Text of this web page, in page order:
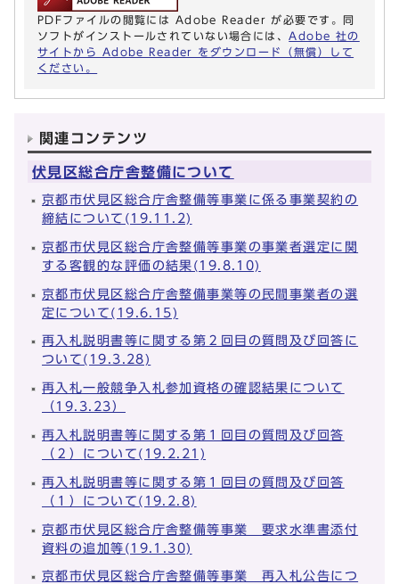
PDFファイルの閲覧には Adobe Reader が必要です。同
ソフトがインストールされていない場合には、 Adobe 社の
サイトから Adobe Reader をダウンロード（無償）して
ください。
関連コンテンツ
伏見区総合庁舎整備について
京都市伏見区総合庁舎整備等事業に係る事業契約の
締結について(19.11.2)
京都市伏見区総合庁舎整備等事業の事業者選定に関
する客観的な評価の結果(19.8.10)
京都市伏見区総合庁舎整備事業等の民間事業者の選
定について(19.6.15)
再入札説明書等に関する第２回目の質問及び回答に
ついて(19.3.28)
再入札一般競争入札参加資格の確認結果について
（19.3.23）
再入札説明書等に関する第１回目の質問及び回答
（２）について(19.2.21)
再入札説明書等に関する第１回目の質問及び回答
（１）について(19.2.8)
京都市伏見区総合庁舎整備等事業 要求水準書添付
資料の追加等(19.1.30)
京都市伏見区総合庁舎整備等事業 再入札公告につ